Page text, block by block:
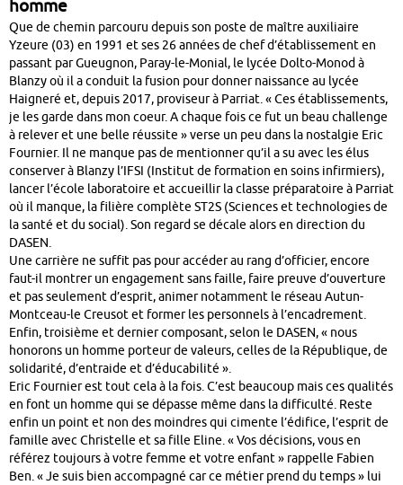
homme
Que de chemin parcouru depuis son poste de maître auxiliaire
Yzeure (03) en 1991 et ses 26 années de chef d’établissement en
passant par Gueugnon, Paray-le-Monial, le lycée Dolto-Monod à
Blanzy où il a conduit la fusion pour donner naissance au lycée
Haigneré et, depuis 2017, proviseur à Parriat. « Ces établissements,
je les garde dans mon coeur. A chaque fois ce fut un beau challenge
à relever et une belle réussite » verse un peu dans la nostalgie Eric
Fournier. Il ne manque pas de mentionner qu’il a su avec les élus
conserver à Blanzy l’IFSI (Institut de formation en soins infirmiers),
lancer l’école laboratoire et accueillir la classe préparatoire à Parriat
où il manque, la filière complète ST2S (Sciences et technologies de
la santé et du social). Son regard se décale alors en direction du
DASEN.
Une carrière ne suffit pas pour accéder au rang d’officier, encore
faut-il montrer un engagement sans faille, faire preuve d’ouverture
et pas seulement d’esprit, animer notamment le réseau Autun-
Montceau-le Creusot et former les personnels à l’encadrement.
Enfin, troisième et dernier composant, selon le DASEN, « nous
honorons un homme porteur de valeurs, celles de la République, de
solidarité, d’entraide et d’éducabilité ».
Eric Fournier est tout cela à la fois. C’est beaucoup mais ces qualités
en font un homme qui se dépasse même dans la difficulté. Reste
enfin un point et non des moindres qui cimente l’édifice, l’esprit de
famille avec Christelle et sa fille Eline. « Vos décisions, vous en
référez toujours à votre femme et votre enfant » rappelle Fabien
Ben. « Je suis bien accompagné car ce métier prend du temps » lui